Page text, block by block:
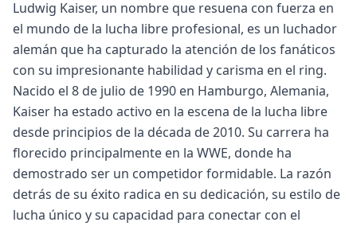
Ludwig Kaiser, un nombre que resuena con fuerza en
el mundo de la lucha libre profesional, es un luchador
alemán que ha capturado la atención de los fanáticos
con su impresionante habilidad y carisma en el ring.
Nacido el 8 de julio de 1990 en Hamburgo, Alemania,
Kaiser ha estado activo en la escena de la lucha libre
desde principios de la década de 2010. Su carrera ha
florecido principalmente en la WWE, donde ha
demostrado ser un competidor formidable. La razón
detrás de su éxito radica en su dedicación, su estilo de
lucha único y su capacidad para conectar con el